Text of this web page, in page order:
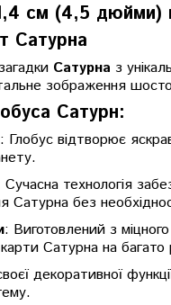
см (4,5 дюйми)
Сатурна
Сатурна з
зображення
Сатурн:
: Глобус відтворює
Сучасна технологія
без
: Виготовлений з
карти Сатурна на багато
декоративної